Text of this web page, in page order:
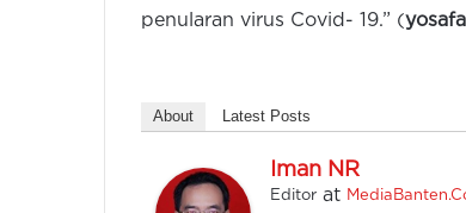
penularan virus Covid- 19.” (
About Latest Posts
Iman NR
Editor at